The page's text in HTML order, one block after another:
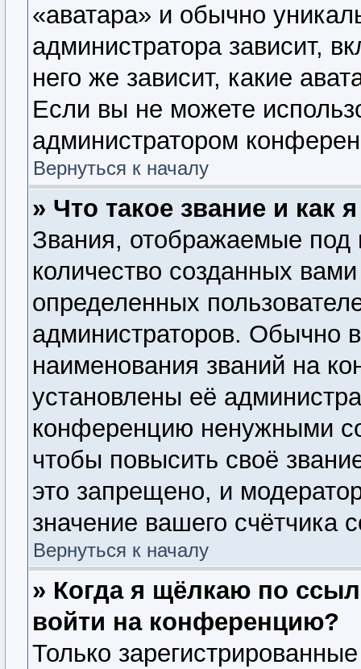
«аватара» и обычно
администратора зависит,
него же зависит, какие
Если вы не можете
администратором
Вернуться к началу
» Что такое звание и как
Звания, отображаемые
количество созданных
определенных
администраторов. Обычно
наименования званий на
установлены её
конференцию ненужными
чтобы повысить своё
это запрещено, и
значение вашего счётчика
Вернуться к началу
» Когда я щёлкаю по
войти на конференцию?
Только